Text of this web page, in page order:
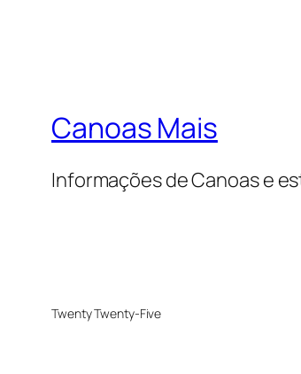
Canoas Mais
Informações de Canoas e
Twenty Twenty-Five